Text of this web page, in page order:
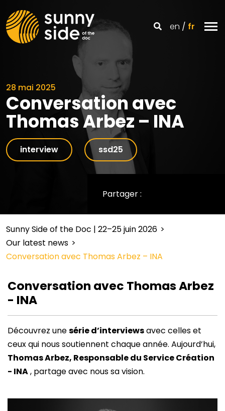
en fr
28 mai 2025
Conversation avec
Thomas Arbez – INA
interview ssd25
Partager :
Sunny Side of the Doc | 22–25 juin 2026 >
Our latest news >
Conversation avec Thomas Arbez – INA
Conversation avec Thomas Arbez
- INA
Découvrez unesérie d’interviewsavec celles et
ceux qui nous soutiennent chaque année. Aujourd’hui,
Thomas Arbez, Responsable du Service Création
- INA, partage avec nous sa vision.